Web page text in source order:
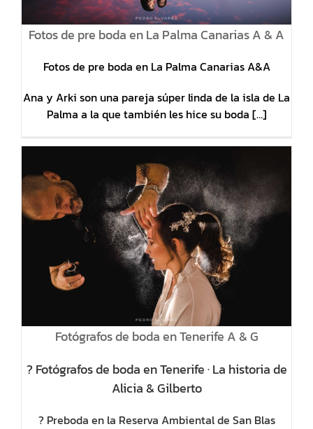
Fotos de pre boda en La Palma Canarias A & A
Fotos de pre boda en La Palma Canarias A&A
Ana y Arki son una pareja súper linda de la isla de La
Palma a la que también les hice su boda […]
Fotógrafos de boda en Tenerife A & G
? Fotógrafos de boda en Tenerife · La historia de
Alicia & Gilberto
? Preboda en la Reserva Ambiental de San Blas